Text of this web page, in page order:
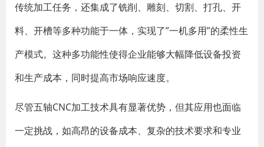
传统加工任务，还集成了铣削、雕刻、切割、打孔、开
料、开槽等多种功能于一体，实现了”一机多用”的柔性生
产模式。这种多功能性使得企业能够大幅降低设备投资
和生产成本，同时提高市场响应速度。
尽管五轴CNC加工技术具有显著优势，但其应用也面临
一定挑战，如高昂的设备成本、复杂的技术要求和专业